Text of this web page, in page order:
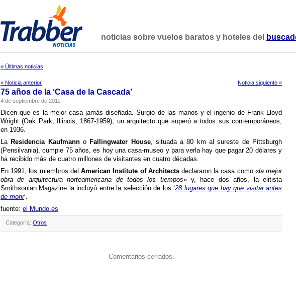
noticias sobre vuelos baratos y hoteles del
» Últimas noticias
« Noticia anterior Noticia siguiente »
75 años de la ‘Casa de la Cascada’
4 de septiembre de 2011
Dicen que es la mejor casa jamás diseñada. Surgió de las manos y el ingenio de Frank Lloyd
Wright (Oak Park, Illinois, 1867-1959), un arquitecto que superó a todos sus contemporáneos,
en 1936.
La Residencia Kaufmann oFallingwater House, situada a 80 km al sureste de Pittsburgh
(Pensilvania), cumple 75 años, es hoy una casa-museo y para verla hay que pagar 20 dólares y
ha recibido más de cuatro millones de visitantes en cuatro décadas.
En 1991, los miembros delAmerican Institute of Architectsdeclararon la casa como «la mejor
obra de arquitectura norteamericana de todos los tiempos» y, hace dos años, la elitista
Smithsonian Magazine la incluyó entre la selección de los ‘28 lugares que hay que visitar antes
de morir‘.
fuente: el Mundo.es
Categoría: Otros
Comentarios cerrados.